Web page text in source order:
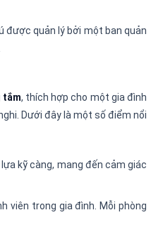
được quản lý bởi một ban quản
tắm, thích hợp cho một gia đình
Dưới đây là một số điểm nổi
kỹ càng, mang đến cảm giác
viên trong gia đình. Mỗi phòng